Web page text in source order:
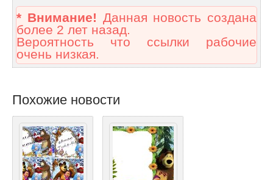
* Внимание! Данная новость создана
более 2 лет назад.
Вероятность что ссылки рабочие
очень низкая.
Похожие новости